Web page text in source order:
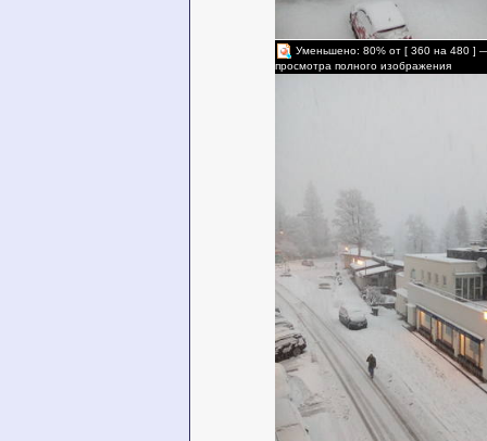
Уменьшено: 80% от [ 360 на 480 ]
просмотра полного изображения